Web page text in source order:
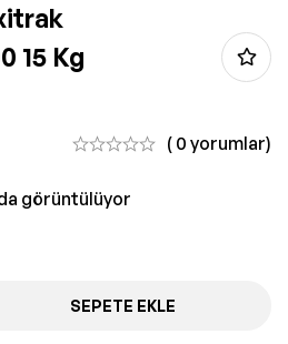
15 Kg
( 0 yorumlar)
görüntülüyor
SEPETE EKLE